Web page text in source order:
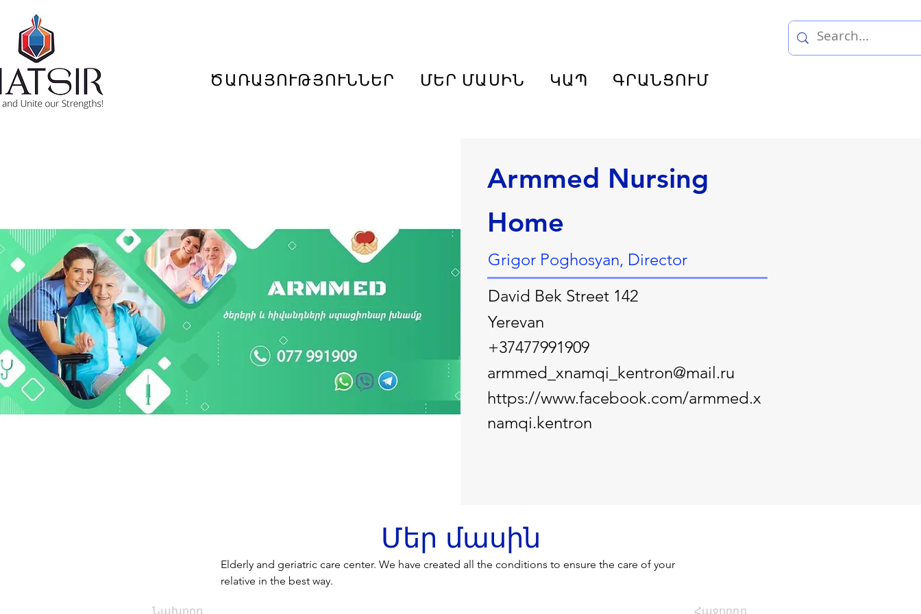
ԾԱՌԱՅՈՒԹՅՈՒՆՆԵՐ ՄԵՐ ՄԱՍԻՆ ԿԱՊ ԳՐԱՆՑՈՒՄ
Armmed Nursing
Home
Grigor Poghosyan, Director
David Bek Street 142
Yerevan
+37477991909
armmed_xnamqi_kentron@mail.ru
https://www.facebook.com/armmed.x
namqi.kentron
Մեր մասին
Elderly and geriatric care center. We have created all the conditions to ensure the care of your
relative in the best way.
Նախորդ Հաջորդը